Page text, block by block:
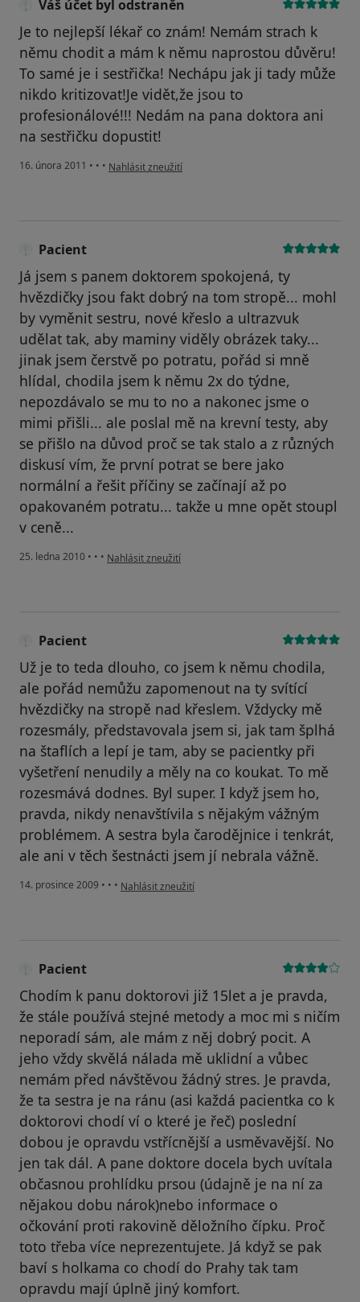
Váš účet byl odstraněn
Je to nejlepší lékař co znám! Nemám strach k
němu chodit a mám k němu naprostou důvěru!
To samé je i sestřička! Nechápu jak ji tady může
nikdo kritizovat!Je vidět,že jsou to
profesionálové!!! Nedám na pana doktora ani
na sestřičku dopustit!
16. února 2011 • • • podle názoru uživatele Váš účet byl odstraněn
Nahlásit zneužití
Pacient
Já jsem s panem doktorem spokojená, ty
hvězdičky jsou fakt dobrý na tom stropě... mohl
by vyměnit sestru, nové křeslo a ultrazvuk
udělat tak, aby maminy viděly obrázek taky...
jinak jsem čerstvě po potratu, pořád si mně
hlídal, chodila jsem k němu 2x do týdne,
nepozdávalo se mu to no a nakonec jsme o
mimi přišli... ale poslal mě na krevní testy, aby
se přišlo na důvod proč se tak stalo a z různých
diskusí vím, že první potrat se bere jako
normální a řešit příčiny se začínají až po
opakovaném potratu... takže u mne opět stoupl
v ceně...
25. ledna 2010 • • • podle názoru uživatele Pacient
Nahlásit zneužití
Pacient
Už je to teda dlouho, co jsem k němu chodila,
ale pořád nemůžu zapomenout na ty svítící
hvězdičky na stropě nad křeslem. Vždycky mě
rozesmály, představovala jsem si, jak tam šplhá
na štaflích a lepí je tam, aby se pacientky při
vyšetření nenudily a měly na co koukat. To mě
rozesmává dodnes. Byl super. I když jsem ho,
pravda, nikdy nenavštívila s nějakým vážným
problémem. A sestra byla čarodějnice i tenkrát,
ale ani v těch šestnácti jsem jí nebrala vážně.
14. prosince 2009 • • • podle názoru uživatele Pacient
Nahlásit zneužití
Pacient
Chodím k panu doktorovi již 15let a je pravda,
že stále používá stejné metody a moc mi s ničím
neporadí sám, ale mám z něj dobrý pocit. A
jeho vždy skvělá nálada mě uklidní a vůbec
nemám před návštěvou žádný stres. Je pravda,
že ta sestra je na ránu (asi každá pacientka co k
doktorovi chodí ví o které je řeč) poslední
dobou je opravdu vstřícnější a usměvavější. No
jen tak dál. A pane doktore docela bych uvítala
občasnou prohlídku prsou (údajně je na ní za
nějakou dobu nárok)nebo informace o
očkování proti rakovině děložního čípku. Proč
toto třeba více neprezentujete. Já když se pak
baví s holkama co chodí do Prahy tak tam
opravdu mají úplně jiný komfort.